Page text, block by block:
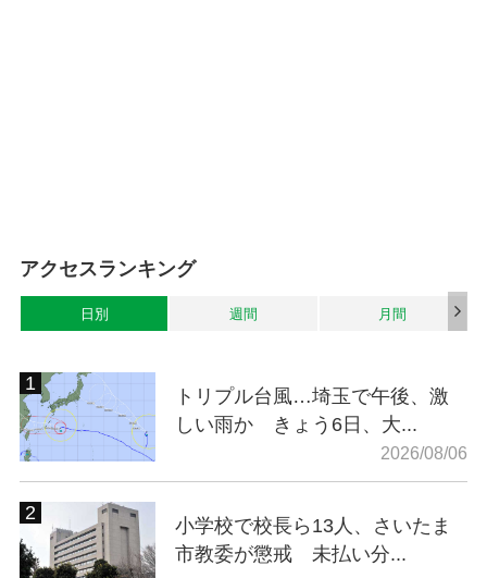
アクセスランキング
日別 週間 月間
トリプル台風…埼玉で午後、激
しい雨か きょう6日、大...
2026/08/06
小学校で校長ら13人、さいたま
市教委が懲戒 未払い分...